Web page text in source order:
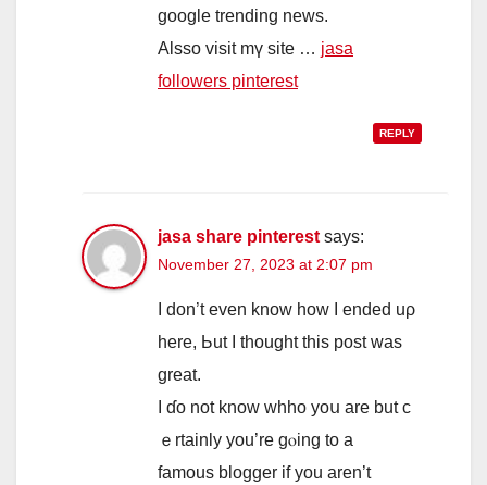
google trending news.
Alsso visit mү site … jasa
followers pinterest
REPLY
jasa share pinterest says:
November 27, 2023 at 2:07 pm
I don’t even know һow І ended uρ
here, Ьut I thougһt this post was
great.
I ɗo not know whho yoս are but c
ｅrtainly yοu’re gⲟing to a
famous blogger іf you aren’t